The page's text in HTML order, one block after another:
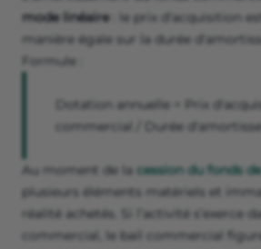
mode linéaire: le prix d'acquisition
manière égale sur la durée
Formule :
Dotation annuelle = Prix
commercial / Durée
Au moment de la cession du fonds
plusieurs éléments matériels et
réalité achetés. Si l’activité s’exerce
commercial, le bail commercial